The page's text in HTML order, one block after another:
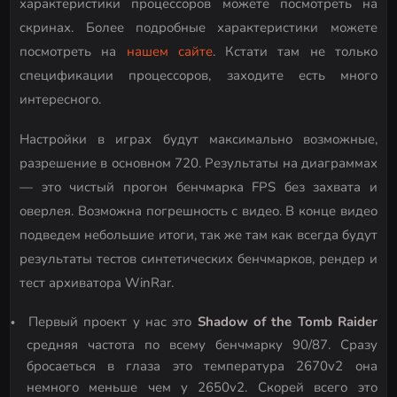
характеристики процессоров можете посмотреть на
скринах. Более подробные характеристики можете
посмотреть на нашем сайте. Кстати там не только
спецификации процессоров, заходите есть много
интересного.
Настройки в играх будут максимально возможные,
разрешение в основном 720. Результаты на диаграммах
— это чистый прогон бенчмарка FPS без захвата и
оверлея. Возможна погрешность с видео. В конце видео
подведем небольшие итоги, так же там как всегда будут
результаты тестов синтетических бенчмарков, рендер и
тест архиватора WinRar.
Первый проект у нас это Shadow of the Tomb Raider
средняя частота по всему бенчмарку 90/87. Сразу
бросаеться в глаза это температура 2670v2 она
немного меньше чем у 2650v2. Скорей всего это